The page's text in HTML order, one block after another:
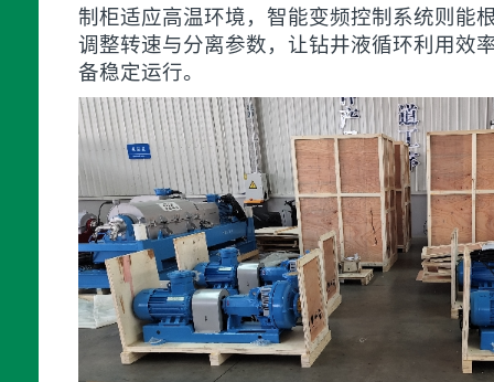
制柜适应高温环境，智能变频控制系统则能
调整转速与分离参数，让钻井液循环利用效
备稳定运行。